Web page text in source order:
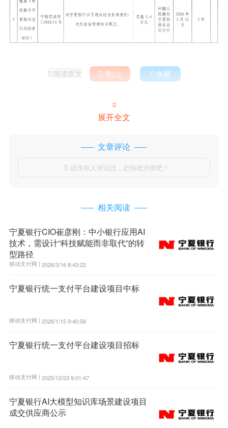
 阅读原文  赞()  收藏

展开全文
文章评论
 还没有人评论过，赶快抢沙发吧！
相关阅读
宁夏银行CIO崔彦刚：中小银行应用AI
技术，需设计“科技赋能而非取代”的转
型路径
移动支付网 | 2026/3/16 8:43:22
宁夏银行统一支付平台建设项目中标
移动支付网 | 2026/1/15 9:40:56
宁夏银行统一支付平台建设项目招标
移动支付网 | 2025/12/23 9:01:47
宁夏银行AI大模型知识库场景建设项目
成交供应商公示